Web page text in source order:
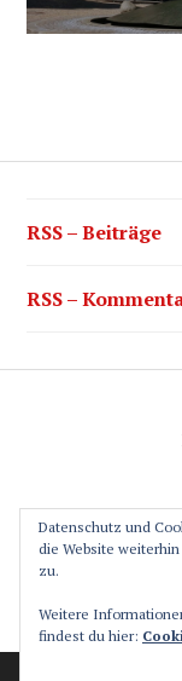
RSS – Beiträge
RSS –
Datenschutz und
die Website
zu.
Weitere
findest du hier: